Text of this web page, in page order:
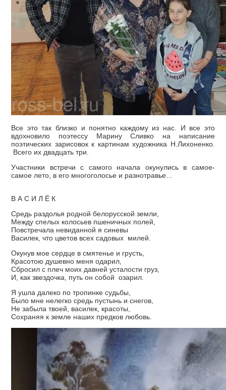
Все это так близко и понятно каждому из нас. И все это
вдохновило поэтессу Марину Сливко на написание
поэтических зарисовок к картинам художника Н.Лихоненко.
Всего их двадцать три.
Участники встречи с самого начала окунулись в самое-
самое лето, в его многоголосье и разнотравье…
В А С И Л Ё К
Средь раздолья родной белорусской земли,
Между спелых колосьев пшеничных полей,
Повстречала невиданной я синевы
Василек, что цветов всех садовых милей.
Окунув мое сердце в смятенье и грусть,
Красотою душевно меня одарил,
Сбросил с плеч моих давней усталости груз,
И, как звездочка, путь он собой озарил.
Я ушла далеко по тропинке судьбы,
Было мне нелегко средь пустынь и снегов,
Не забыла твоей, василек, красоты,
Сохраняя к земле наших предков любовь.